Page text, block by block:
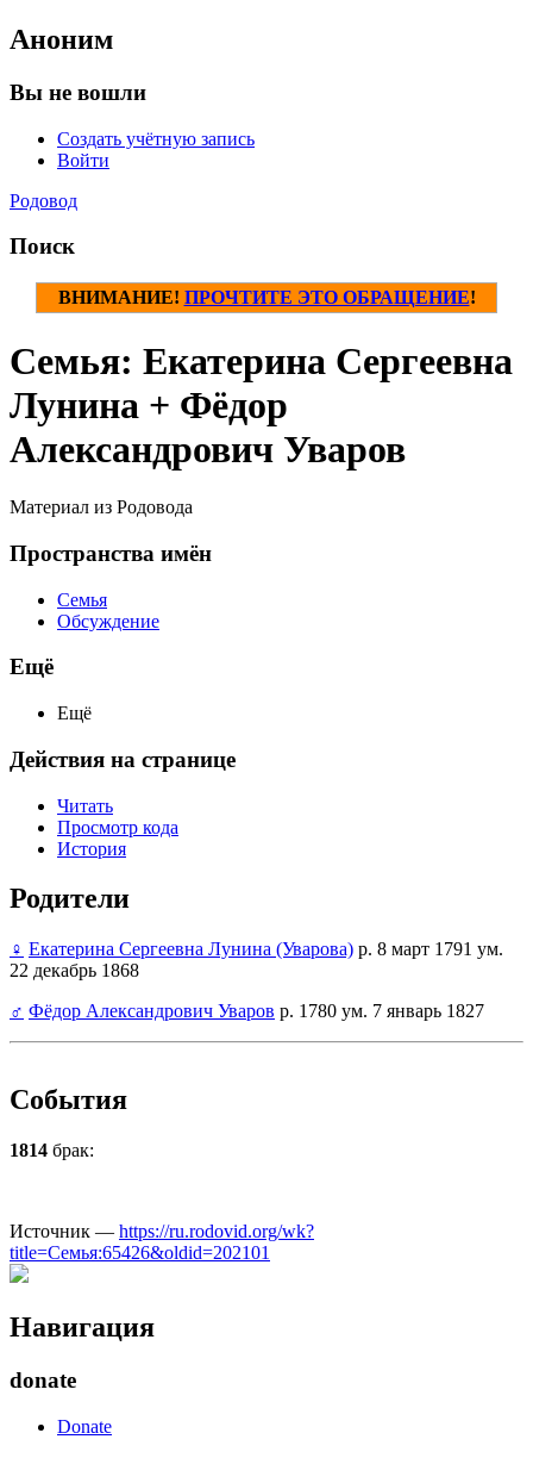
Аноним
Вы не вошли
Создать учётную запись
Войти
Родовод
Поиск
ВНИМАНИЕ! ПРОЧТИТЕ ЭТО ОБРАЩЕНИЕ!
Семья: Екатерина Сергеевна
Лунина + Фёдор
Александрович Уваров
Материал из Родовода
Пространства имён
Семья
Обсуждение
Ещё
Ещё
Действия на странице
Читать
Просмотр кода
История
Родители
♀ Екатерина Сергеевна Лунина (Уварова) р. 8 март 1791 ум.
22 декабрь 1868
♂ Фёдор Александрович Уваров р. 1780 ум. 7 январь 1827
События
1814 брак:
Источник — https://ru.rodovid.org/wk?
title=Семья:65426&oldid=202101
Навигация
donate
Donate